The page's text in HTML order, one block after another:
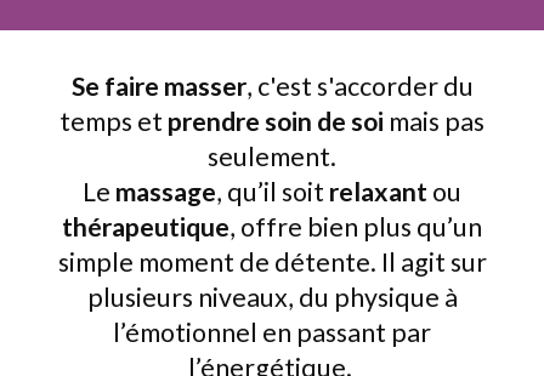
Se faire masser, c'est s'accorder du
temps et prendre soin de soi mais pas
seulement.
Le massage, qu’il soit relaxant ou
thérapeutique, offre bien plus qu’un
simple moment de détente. Il agit sur
plusieurs niveaux, du physique à
l’émotionnel en passant par
l’énergétique.